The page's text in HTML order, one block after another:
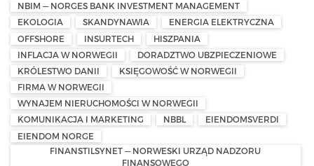
NBIM — NORGES BANK INVESTMENT MANAGEMENT
EKOLOGIA
SKANDYNAWIA
ENERGIA ELEKTRYCZNA
OFFSHORE
INSURTECH
HISZPANIA
INFLACJA W NORWEGII
DORADZTWO UBZPIECZENIOWE
KRÓLESTWO DANII
KSIĘGOWOŚĆ W NORWEGII
FIRMA W NORWEGII
WYNAJEM NIERUCHOMOŚCI W NORWEGII
KOMUNIKACJA I MARKETING
NBBL
EIENDOMSVERDI
EIENDOM NORGE
FINANSTILSYNET — NORWESKI URZĄD NADZORU
FINANSOWEGO